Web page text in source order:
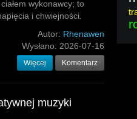
wykonawcy; to
i chwiejności.
Autor: Rhenawen
Wysłano: 2026-07-16
Więcej Komentarz
muzyki